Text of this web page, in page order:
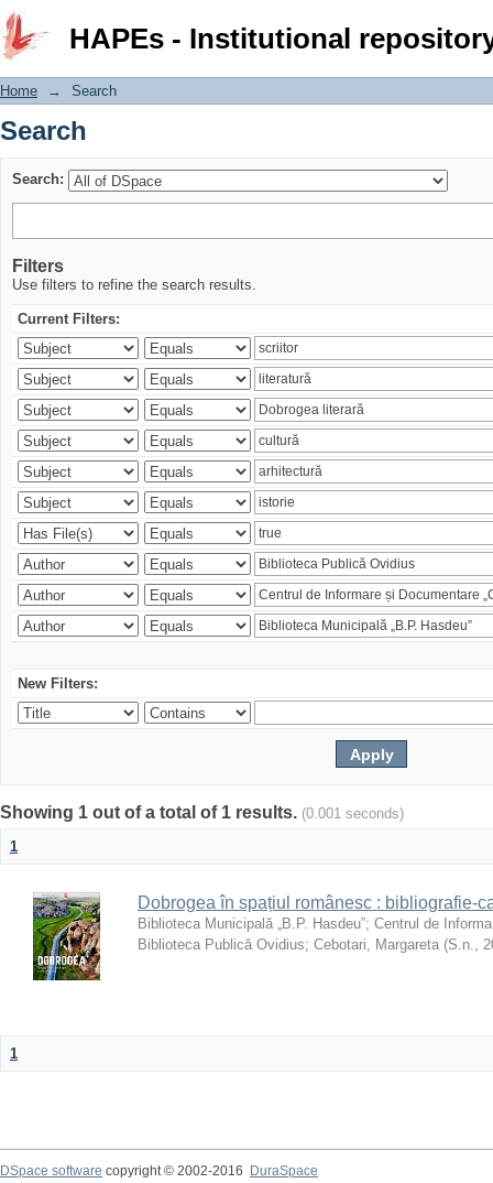
HAPEs - Institutional
Search
Home → Search
Search
Search:
Filters
Use filters to refine the search results.
Current Filters:
New Filters:
Showing 1 out of a total of 1 results. (0.001 seconds)
1
Dobrogea în spațiul românesc : bibliografie-
Biblioteca Municipală „B.P. Hasdeu”; Centrul de
Biblioteca Publică Ovidius; Cebotari, Margareta (S.n.,
1
DSpace software copyright © 2002-2016
DuraSpace